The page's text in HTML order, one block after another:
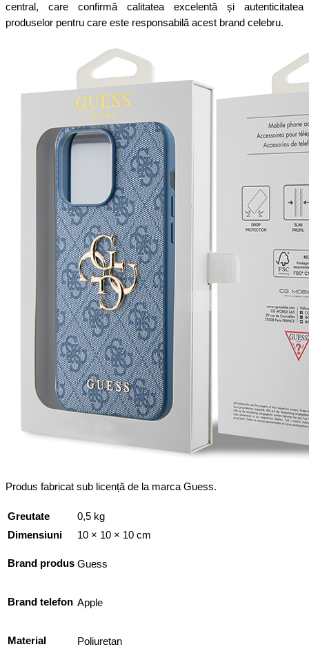
central, care confirmă calitatea excelentă și autenticitatea
produselor pentru care este responsabilă acest brand celebru.
Produs fabricat sub licență de la marca Guess.
Greutate
0,5 kg
Dimensiuni
10 × 10 × 10 cm
Brand produs Guess
Brand telefon Apple
Material Poliuretan